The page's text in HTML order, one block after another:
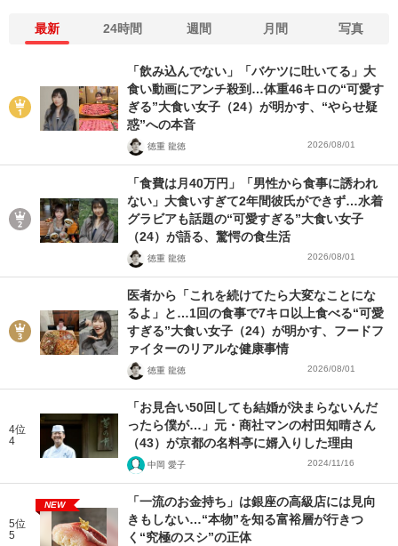
最新 24時間 週間 月間 写真
「飲み込んでない」「バケツに吐いてる」大
食い動画にアンチ殺到…体重46キロの“可愛す
ぎる”大食い女子（24）が明かす、“やらせ疑
惑”への本音
徳重 龍徳 2026/08/01
「食費は月40万円」「男性から食事に誘われ
ない」大食いすぎて2年間彼氏ができず…水着
グラビアも話題の“可愛すぎる”大食い女子
（24）が語る、驚愕の食生活
徳重 龍徳 2026/08/01
医者から「これを続けてたら大変なことにな
るよ」と…1回の食事で7キロ以上食べる“可愛
すぎる”大食い女子（24）が明かす、フードフ
ァイターのリアルな健康事情
徳重 龍徳 2026/08/01
4位
4
「お見合い50回しても結婚が決まらないんだ
ったら僕が…」元・商社マンの村田知晴さん
（43）が京都の名料亭に婿入りした理由
中岡 愛子 2024/11/16
5位
5
NEW
「一流のお金持ち」は銀座の高級店には見向
きもしない…“本物”を知る富裕層が行きつ
く“究極のスシ”の正体